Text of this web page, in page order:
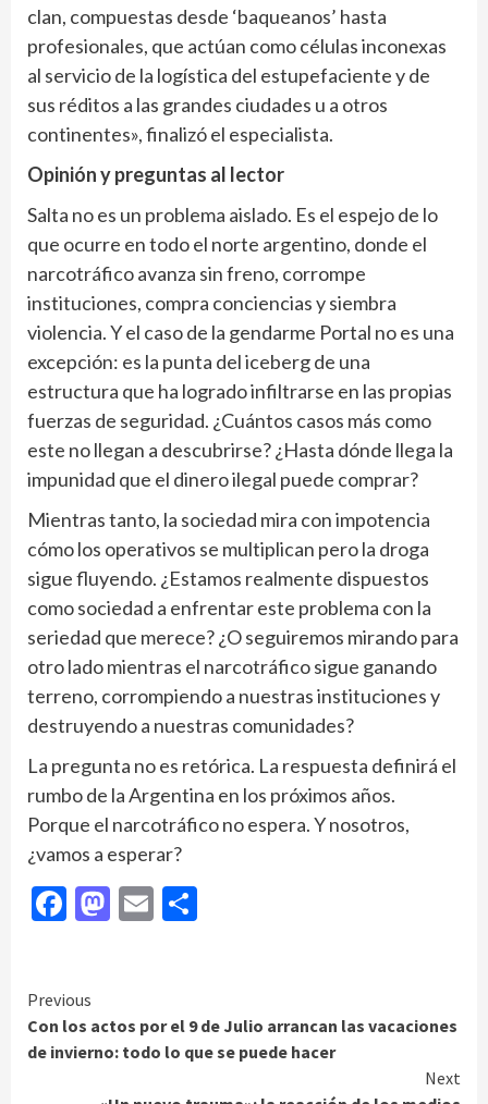
clan, compuestas desde ‘baqueanos’ hasta
profesionales, que actúan como células inconexas
al servicio de la logística del estupefaciente y de
sus réditos a las grandes ciudades u a otros
continentes», finalizó el especialista.
Opinión y preguntas al lector
Salta no es un problema aislado. Es el espejo de lo
que ocurre en todo el norte argentino, donde el
narcotráfico avanza sin freno, corrompe
instituciones, compra conciencias y siembra
violencia. Y el caso de la gendarme Portal no es una
excepción: es la punta del iceberg de una
estructura que ha logrado infiltrarse en las propias
fuerzas de seguridad. ¿Cuántos casos más como
este no llegan a descubrirse? ¿Hasta dónde llega la
impunidad que el dinero ilegal puede comprar?
Mientras tanto, la sociedad mira con impotencia
cómo los operativos se multiplican pero la droga
sigue fluyendo. ¿Estamos realmente dispuestos
como sociedad a enfrentar este problema con la
seriedad que merece? ¿O seguiremos mirando para
otro lado mientras el narcotráfico sigue ganando
terreno, corrompiendo a nuestras instituciones y
destruyendo a nuestras comunidades?
La pregunta no es retórica. La respuesta definirá el
rumbo de la Argentina en los próximos años.
Porque el narcotráfico no espera. Y nosotros,
¿vamos a esperar?
Facebook
Mastodon
Email
Continue
Reading
Previous
Con los actos por el 9 de Julio arrancan las vacaciones
de invierno: todo lo que se puede hacer
Next